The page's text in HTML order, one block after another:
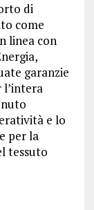
di
come
linea con
garanzie
l’intera
e lo
per la
tessuto